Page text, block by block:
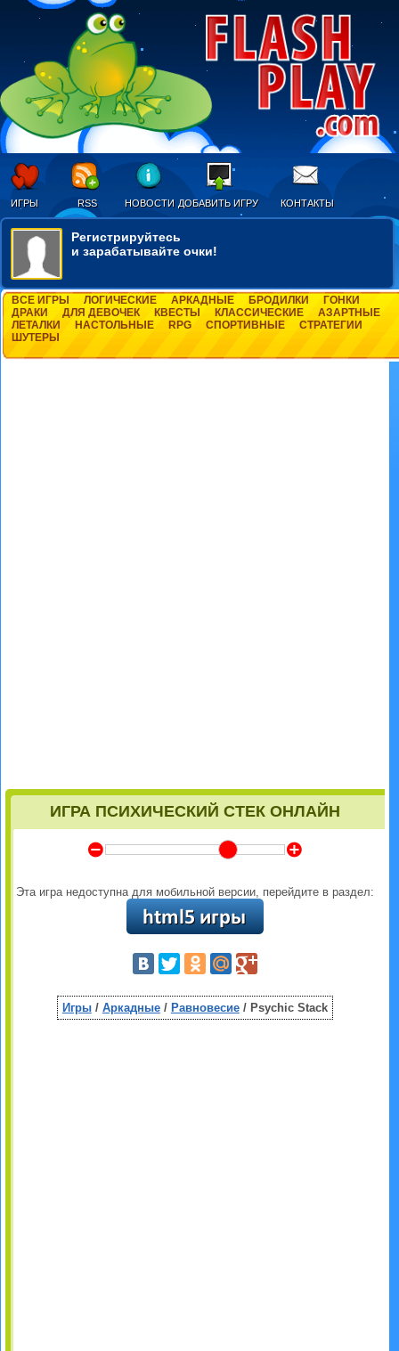
ИГРЫ RSS НОВОСТИ ДОБАВИТЬ ИГРУ КОНТАКТЫ
Регистрируйтесь
и зарабатывайте очки!
ВСЕ ИГРЫ ЛОГИЧЕСКИЕ АРКАДНЫЕ БРОДИЛКИ
ГОНКИ
ДРАКИ
ДЛЯ ДЕВОЧЕК КВЕСТЫ КЛАССИЧЕСКИЕ
АЗАРТНЫЕ
ЛЕТАЛКИ
НАСТОЛЬНЫЕ RPG СПОРТИВНЫЕ
СТРАТЕГИИ
ШУТЕРЫ
ИГРА ПСИХИЧЕСКИЙ СТЕК ОНЛАЙН
Y Z
Эта игра недоступна для мобильной версии, перейдите в раздел:
Игры/ Аркадные/ Равновесие/ Psychic Stack